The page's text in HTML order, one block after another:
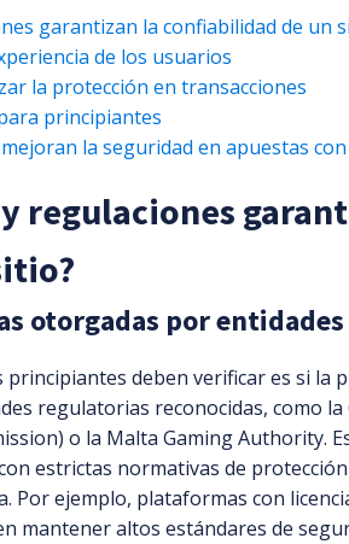
garantizan la confiabilidad de un
de los usuarios
la protección en transacciones
principiantes
la seguridad en apuestas
regulaciones
otorgadas por
deben verificar es si la
regulatorias reconocidas, como la
o la Malta Gaming Authority.
estrictas normativas de
Por ejemplo, plataformas con
mantener altos estándares de